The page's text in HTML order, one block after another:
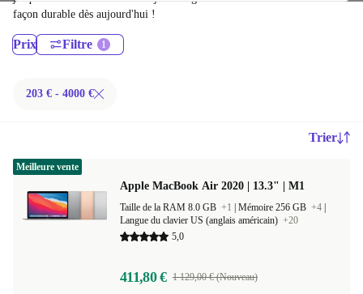
façon durable dès aujourd'hui !
Prix Filtre
203 € - 4000 €
Trier
Apple MacBook Air 2020 | 13.3" | M1
Taille de la RAM 8.0 GB +1 Mémoire 256 GB +4
Langue du clavier US (anglais américain) +20
5,0
411,80 € 1 129,00 € (Nouveau)
Meilleure vente